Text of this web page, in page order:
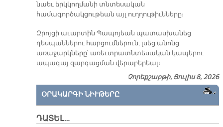
նաեւ երկկողմանի տնտեսական
համագործակցութեան այլ ուղղութիւնները։
Զրոյցի աւարտին Պապոյեան պատասխանեց
դեսպաններու հարցումներուն, լսեց անոնց
առաջարկները՝ առեւտրատնտեսական կապերու
ապագայ զարգացման վերաբերեալ։
Չորեքշաբթի, Յուլիս 8, 2026
ՕՐԱԿԱՐԳԻ ՆԻՒԹԵՐԸ
ԴԱՏԵԼ…